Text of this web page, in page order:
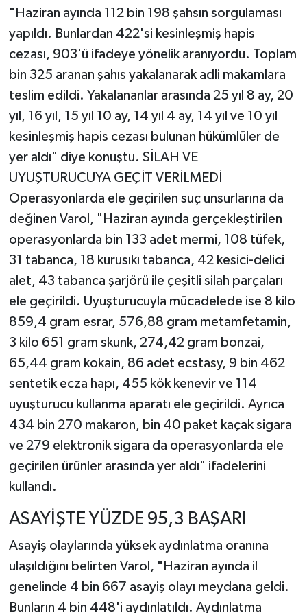
"Haziran ayında 112 bin 198 şahsın sorgulaması
yapıldı. Bunlardan 422'si kesinleşmiş hapis
cezası, 903'ü ifadeye yönelik aranıyordu. Toplam
bin 325 aranan şahıs yakalanarak adli makamlara
teslim edildi. Yakalananlar arasında 25 yıl 8 ay, 20
yıl, 16 yıl, 15 yıl 10 ay, 14 yıl 4 ay, 14 yıl ve 10 yıl
kesinleşmiş hapis cezası bulunan hükümlüler de
yer aldı" diye konuştu. SİLAH VE
UYUŞTURUCUYA GEÇİT VERİLMEDİ
Operasyonlarda ele geçirilen suç unsurlarına da
değinen Varol, "Haziran ayında gerçekleştirilen
operasyonlarda bin 133 adet mermi, 108 tüfek,
31 tabanca, 18 kurusıkı tabanca, 42 kesici-delici
alet, 43 tabanca şarjörü ile çeşitli silah parçaları
ele geçirildi. Uyuşturucuyla mücadelede ise 8 kilo
859,4 gram esrar, 576,88 gram metamfetamin,
3 kilo 651 gram skunk, 274,42 gram bonzai,
65,44 gram kokain, 86 adet ecstasy, 9 bin 462
sentetik ecza hapı, 455 kök kenevir ve 114
uyuşturucu kullanma aparatı ele geçirildi. Ayrıca
434 bin 270 makaron, bin 40 paket kaçak sigara
ve 279 elektronik sigara da operasyonlarda ele
geçirilen ürünler arasında yer aldı" ifadelerini
kullandı.
ASAYİŞTE YÜZDE 95,3 BAŞARI
Asayiş olaylarında yüksek aydınlatma oranına
ulaşıldığını belirten Varol, "Haziran ayında il
genelinde 4 bin 667 asayiş olayı meydana geldi.
Bunların 4 bin 448'i aydınlatıldı. Aydınlatma